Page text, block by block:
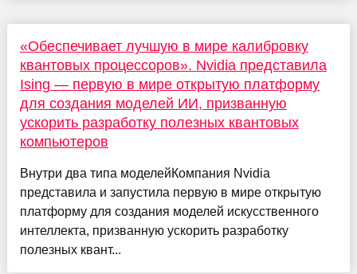
«Обеспечивает лучшую в мире калибровку
квантовых процессоров». Nvidia представила
Ising — первую в мире открытую платформу
для создания моделей ИИ, призванную
ускорить разработку полезных квантовых
компьютеров
Внутри два типа моделейКомпания Nvidia
представила и запустила первую в мире открытую
платформу для создания моделей искусственного
интеллекта, призванную ускорить разработку
полезных квант...